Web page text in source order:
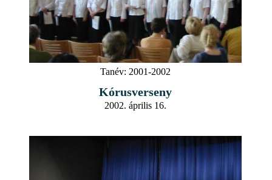
Tanév: 2001-2002
Kórusverseny
2002. április 16.